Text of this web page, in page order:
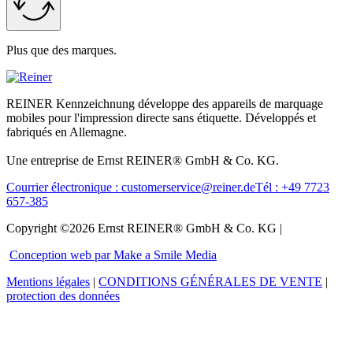
Plus que des marques.
REINER Kennzeichnung développe des appareils de marquage
mobiles pour l'impression directe sans étiquette. Développés et
fabriqués en Allemagne.
Une entreprise de Ernst REINER® GmbH & Co. KG.
Courrier électronique : customerservice@reiner.deTél : +49 7723
657-385
Copyright ©2026 Ernst REINER® GmbH & Co. KG |
Conception web par Make a Smile Media
Mentions légales | CONDITIONS GÉNÉRALES DE VENTE |
protection des données